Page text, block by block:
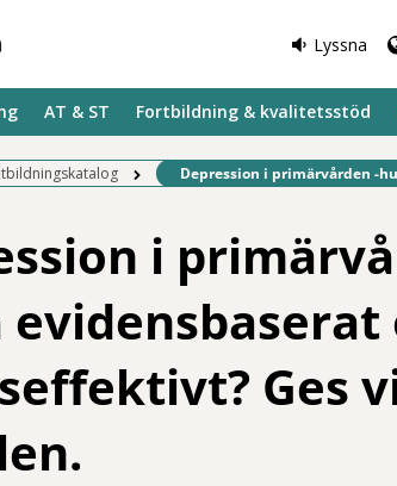
Lyssna
AT & ST Fortbildning & kvalitetsstöd
Befintlig sida:
Depression i primärvården -
i
evidensbaserat
Ges